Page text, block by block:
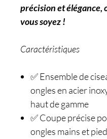
précision et élégance,
vous soyez !
Caractéristiques
✅ Ensemble de
ongles en acier
haut de gamme
✅ Coupe précise
ongles mains et